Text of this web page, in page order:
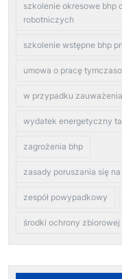
szkolenie okresowe bhp
robotniczych
szkolenie wstępne bhp
umowa o pracę
w przypadku
wydatek energetyczny
zagrożenia bhp
zasady poruszania się
zespół powypadkowy
środki ochrony zbiorowej